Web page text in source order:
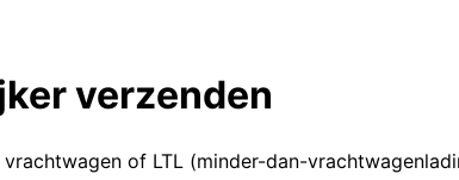
verzenden
of LTL (minder-dan-